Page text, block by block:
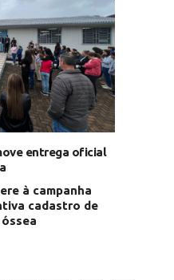
entrega oficial
à campanha
cadastro de